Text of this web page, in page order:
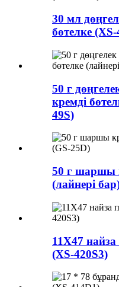
30 мл
бөтелке
50 г
кремді
49S)
50 г шаршы
(лайнері
11X47
(XS-420S3)